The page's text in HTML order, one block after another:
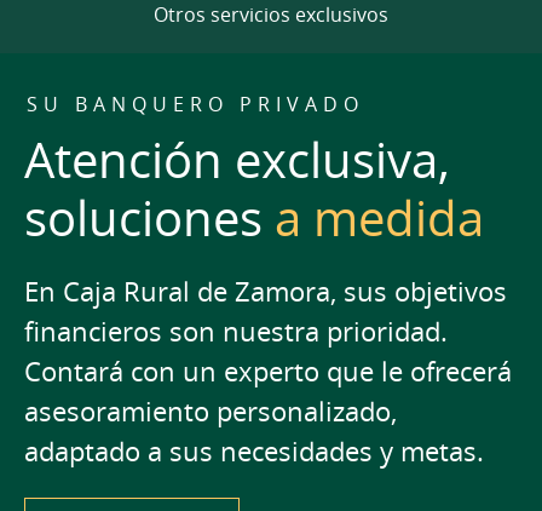
Otros servicios exclusivos
SU BANQUERO PRIVADO
Atención exclusiva,
soluciones a medida
En Caja Rural de Zamora, sus objetivos
financieros son nuestra prioridad.
Contará con un experto que le ofrecerá
asesoramiento personalizado,
adaptado a sus necesidades y metas.